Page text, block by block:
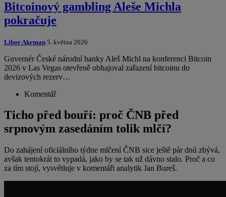
Bitcoinový gambling Aleše Michla
pokračuje
Libor Akrman 5. května 2026
Guvernér České národní banky Aleš Michl na konferenci Bitcoin
2026 v Las Vegas otevřeně obhajoval zařazení bitcoinu do
devizových rezerv…
Komentář
Ticho před bouří: proč ČNB před
srpnovým zasedáním tolik mlčí?
Do zahájení oficiálního týdne mlčení ČNB sice ještě pár dnů zbývá,
avšak tentokrát to vypadá, jako by se tak už dávno stalo. Proč a co
za tím stojí, vysvětluje v komentáři analytik Jan Bureš.